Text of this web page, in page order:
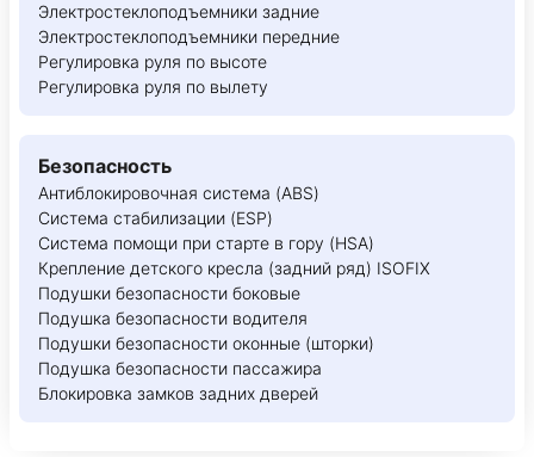
Электростеклоподъемники задние
Электростеклоподъемники передние
Регулировка руля по высоте
Регулировка руля по вылету
Безопасность
Антиблокировочная система (ABS)
Система стабилизации (ESP)
Система помощи при старте в гору (HSA)
Крепление детского кресла (задний ряд) ISOFIX
Подушки безопасности боковые
Подушка безопасности водителя
Подушки безопасности оконные (шторки)
Подушка безопасности пассажира
Блокировка замков задних дверей